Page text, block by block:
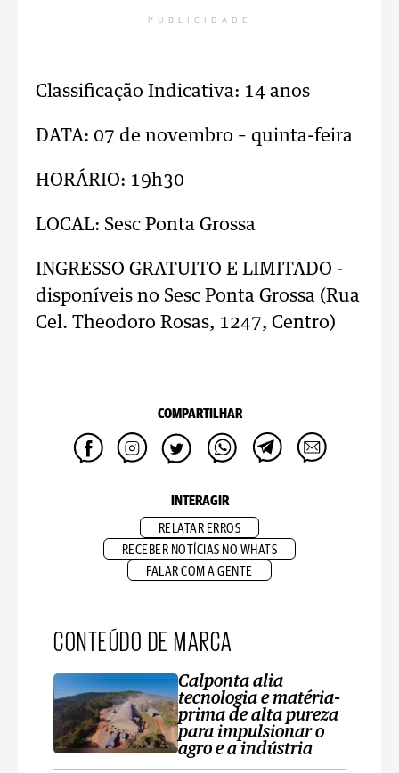
PUBLICIDADE
Classificação Indicativa: 14 anos
DATA: 07 de novembro – quinta-feira
HORÁRIO: 19h30
LOCAL: Sesc Ponta Grossa
INGRESSO GRATUITO E LIMITADO -
disponíveis no Sesc Ponta Grossa (Rua
Cel. Theodoro Rosas, 1247, Centro)
COMPARTILHAR
INTERAGIR
RELATAR ERROS
RECEBER NOTÍCIAS NO WHATS
FALAR COM A GENTE
CONTEÚDO DE MARCA
Calponta alia
tecnologia e matéria-
prima de alta pureza
para impulsionar o
agro e a indústria